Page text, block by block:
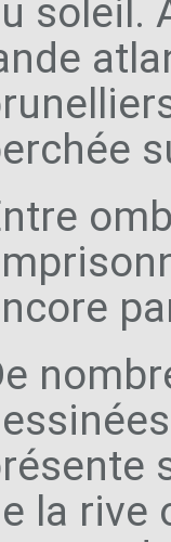
soleil.
la rive